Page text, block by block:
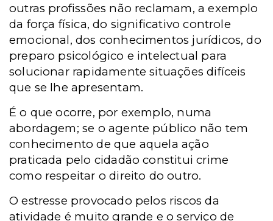
outras profissões não reclamam, a exemplo
da força física, do significativo controle
emocional, dos conhecimentos jurídicos, do
preparo psicológico e intelectual para
solucionar rapidamente situações difíceis
que se lhe apresentam.
É o que ocorre, por exemplo, numa
abordagem; se o agente público não tem
conhecimento de que aquela ação
praticada pelo cidadão constitui crime
como respeitar o direito do outro.
O estresse provocado pelos riscos da
atividade é muito grande e o serviço de